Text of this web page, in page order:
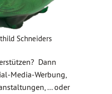
Schneiders
Dann
Media-Werbung,
... oder